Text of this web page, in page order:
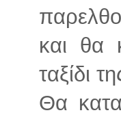
και θα
ταξίδι
Θα